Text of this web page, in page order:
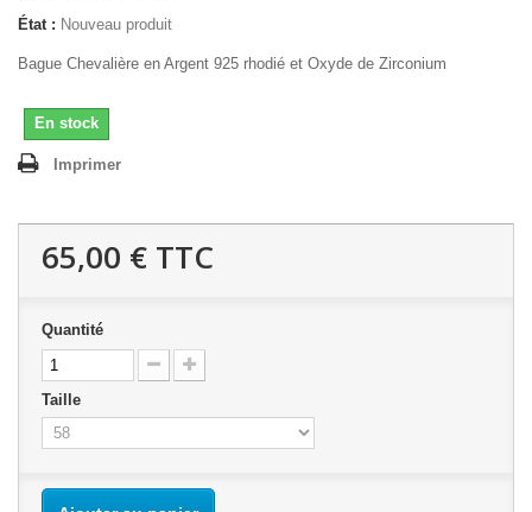
État : Nouveau produit
Bague Chevalière en Argent 925 rhodié et Oxyde de Zirconium
En stock
Imprimer
65,00 € TTC
Quantité
Taille